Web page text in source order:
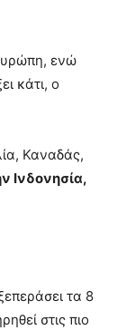
ενώ
κάτι, ο
Καναδάς,
Ινδονησία,
τα 8
στις πιο